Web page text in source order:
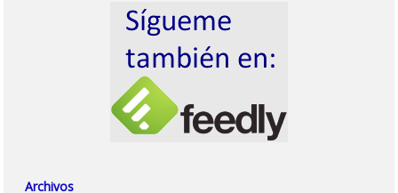
Archivos